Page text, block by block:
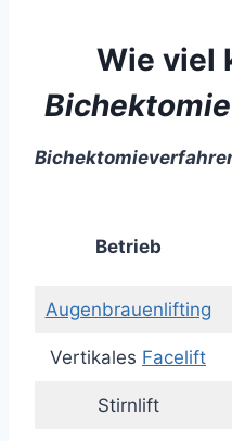
Wie viel
Bichektomie
Betrieb
Augenbrauenlifting
Vertikales Facelift
Stirnlift